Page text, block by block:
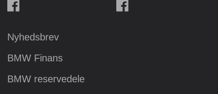
Nyhedsbrev
BMW Finans
BMW reservedele